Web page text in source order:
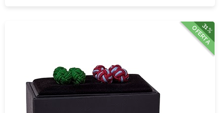
31%
OFERTA